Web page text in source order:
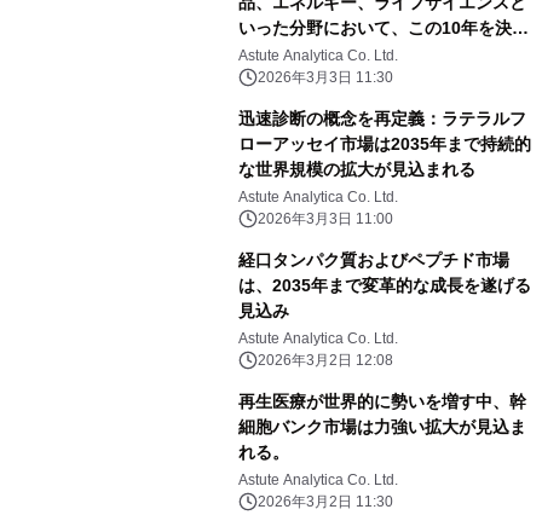
いった分野において、この10年を決定
づける成長原動力として台頭してい
る。
Astute Analytica Co. Ltd.
2026年3月3日 11:30
迅速診断の概念を再定義：ラテラルフ
ローアッセイ市場は2035年まで持続的
な世界規模の拡大が見込まれる
Astute Analytica Co. Ltd.
2026年3月3日 11:00
経口タンパク質およびペプチド市場
は、2035年まで変革的な成長を遂げる
見込み
Astute Analytica Co. Ltd.
2026年3月2日 12:08
再生医療が世界的に勢いを増す中、幹
細胞バンク市場は力強い拡大が見込ま
れる。
Astute Analytica Co. Ltd.
2026年3月2日 11:30